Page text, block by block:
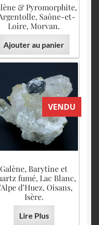
& Pyromorphite,
Saône-et-
Loire, Morvan.
Ajouter au panier
VENDU
Galène, Barytine et
fumé, Lac Blanc,
d’Huez, Oisans,
Isère.
Lire Plus